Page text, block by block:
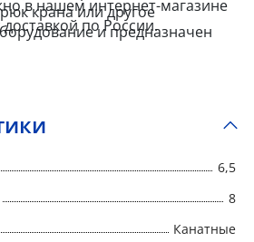
крана или другое
и предназначен
в нашем интернет-магазине
по России.
6,5
8
Канатные